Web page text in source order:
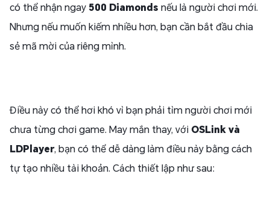
có thể nhận ngay 500 Diamonds nếu là người chơi mới.
Nhưng nếu muốn kiếm nhiều hơn, bạn cần bắt đầu chia
sẻ mã mời của riêng mình.
Điều này có thể hơi khó vì bạn phải tìm người chơi mới
chưa từng chơi game. May mắn thay, với OSLink và
LDPlayer, bạn có thể dễ dàng làm điều này bằng cách
tự tạo nhiều tài khoản. Cách thiết lập như sau: